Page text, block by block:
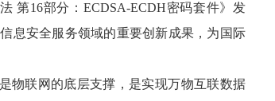
第16部分：ECDSA-ECDH密码套件》发
息安全服务领域的重要创新成果，为国际
物联网的底层支撑，是实现万物互联数据